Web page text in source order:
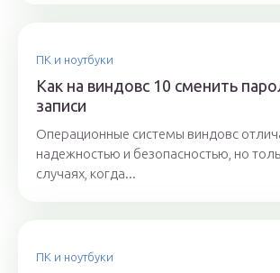
ПК и ноутбуки
Как на виндовс 10 сменить
записи
Операционные системы виндовс
надежностью и безопасностью, но
случаях, когда...
ПК и ноутбуки